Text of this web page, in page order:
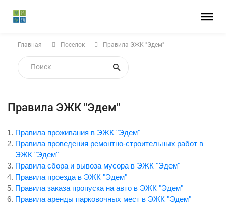
Главная Поселок Правила ЭЖК "Эдем"
Правила ЭЖК "Эдем"
Правила проживания в ЭЖК "Эдем"
Правила проведения ремонтно-строительных работ в
ЭЖК "Эдем"
Правила сбора и вывоза мусора в ЭЖК "Эдем"
Правила проезда в ЭЖК "Эдем"
Правила заказа пропуска на авто в ЭЖК "Эдем"
Правила аренды парковочных мест в ЭЖК "Эдем"